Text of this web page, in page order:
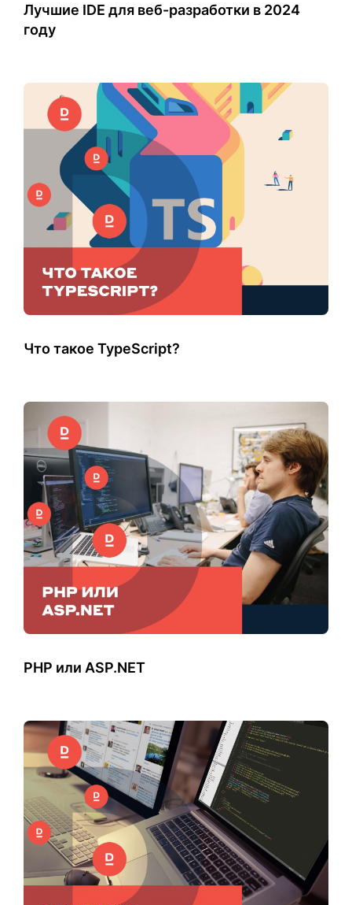
Лучшие IDE для веб-разработки в 2024
году
Что такое TypeScript?
PHP или ASP.NET